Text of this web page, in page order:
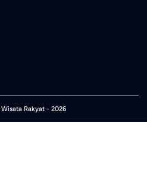
Wisata Rakyat- 2026